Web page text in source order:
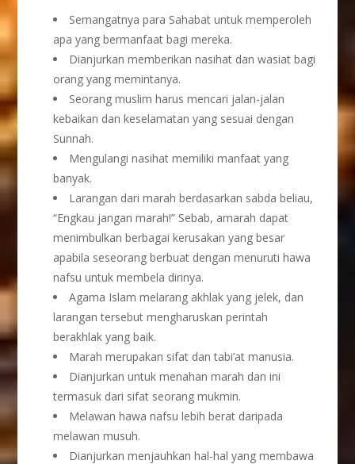
Semangatnya para Sahabat untuk memperoleh
apa yang bermanfaat bagi mereka.
Dianjurkan memberikan nasihat dan wasiat bagi
orang yang memintanya.
Seorang muslim harus mencari jalan-jalan
kebaikan dan keselamatan yang sesuai dengan
Sunnah.
Mengulangi nasihat memiliki manfaat yang
banyak.
Larangan dari marah berdasarkan sabda beliau,
“Engkau jangan marah!” Sebab, amarah dapat
menimbulkan berbagai kerusakan yang besar
apabila seseorang berbuat dengan menuruti hawa
nafsu untuk membela dirinya.
Agama Islam melarang akhlak yang jelek, dan
larangan tersebut mengharuskan perintah
berakhlak yang baik.
Marah merupakan sifat dan tabi’at manusia.
Dianjurkan untuk menahan marah dan ini
termasuk dari sifat seorang mukmin.
Melawan hawa nafsu lebih berat daripada
melawan musuh.
Dianjurkan menjauhkan hal-hal yang membawa